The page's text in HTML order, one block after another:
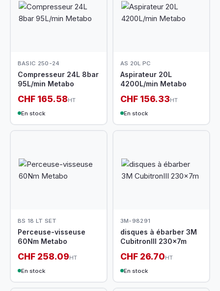
BASIC 250-24
Compresseur 24L 8bar
95L/min Metabo
CHF 165.58HT
En stock
AS 20L PC
Aspirateur 20L
4200L/min Metabo
CHF 156.33HT
En stock
BS 18 LT SET
Perceuse-visseuse
60Nm Metabo
CHF 258.09HT
En stock
3M-98291
disques à ébarber 3M
CubitronIII 230x7m
CHF 26.70HT
En stock